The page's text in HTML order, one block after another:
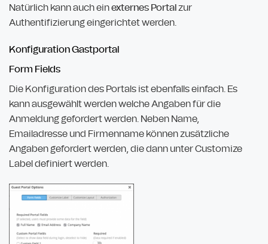
Natürlich kann auch einexternes Portalzur
Authentifizierung eingerichtet werden.
Konfiguration Gastportal
Form Fields
Die Konfiguration des Portals ist ebenfalls einfach. Es
kann ausgewählt werden welche Angaben für die
Anmeldung gefordert werden. Neben Name,
Emailadresse und Firmenname können zusätzliche
Angaben gefordert werden, die dann unter Customize
Label definiert werden.